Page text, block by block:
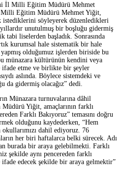
İl Milli Eğitim Müdürü Mehmet
Milli Eğitim Müdürü Mehmet Yiğit,
istediklerini söyleyerek düzenledikleri
unutulmuş bir boşluğu gidermiş
tabi liselerden başladık. Sonrasında
kurumsal hale sistematik bir hale
olduğumuz işlerden biriside bu
münazara kültürünün kendini veya
ifade etme ve birlikte bir şeyler
aslında. Böylece sistemdeki ve
da gidermiş olacağız” dedi.
Münazara turnuvalarına dâhil
Yiğit, amaçlarının farklı
Farklı Bakıyoruz” temasını doğru
olduğunu kaydederken, “Hem
dahil ediyoruz. 76
her biri haftalarca belki sürecek. Adı
burada bir araya gelebilmekti. Farklı
şekilde aynı pencereden farklı
edecek şekilde bir araya gelmektir”